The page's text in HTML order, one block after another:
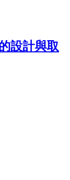
設計與取